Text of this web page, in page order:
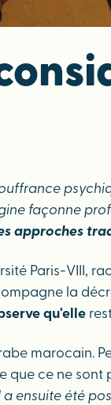
façonne
approches
Paris-VIII,
la
qu'elle
marocain.
ce ne
ensuite été